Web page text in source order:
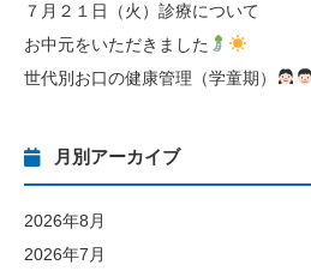
７月２１日（火）診療について
お中元をいただきました
世代別お口の健康管理（学童期）
月別アーカイブ
2026年8月
2026年7月